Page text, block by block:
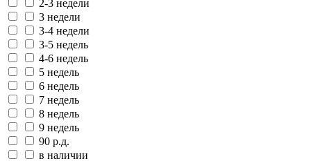
2-3 недели
3 недели
3-4 недели
3-5 недель
4-6 недель
5 недель
6 недель
7 недель
8 недель
9 недель
90 р.д.
в наличии